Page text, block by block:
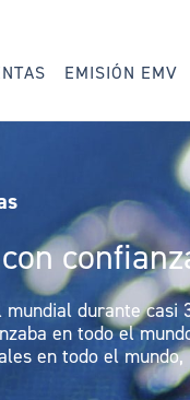
EMISIÓN EMV
durante casi
en todo el
en todo el mundo,